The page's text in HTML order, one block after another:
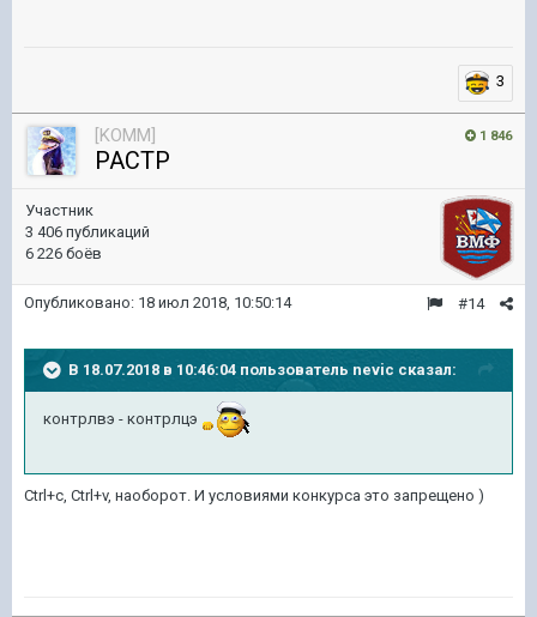
3
1 846
[KOMM]
PACTP
Участник
3 406 публикаций
6 226 боёв
#14
Опубликовано: 18 июл 2018, 10:50:14
В 18.07.2018 в 10:46:04 пользователь nevic сказал:
контрлвэ - контрлцэ
Ctrl+c, Ctrl+v, наоборот. И условиями конкурса это запрещено )